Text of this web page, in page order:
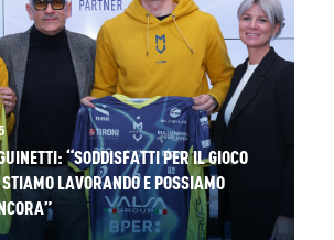
“SODDISFATTI PER IL GIOCO
LAVORANDO E POSSIAMO